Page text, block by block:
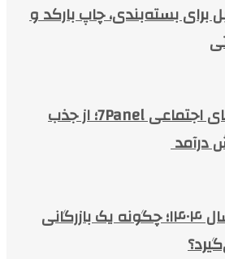
برای بسته‌بندی، چاپ بارکد و
خدمات شبکه‌های اجتماعی 7Panel؛ از جذب
درآمد
آراد برندینگ در سال ۱۴۰۴؛ چگونه یک بازرگانی